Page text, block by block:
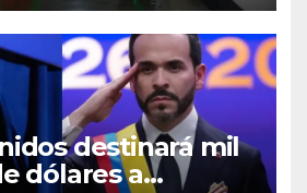
destinará mil
dólares a